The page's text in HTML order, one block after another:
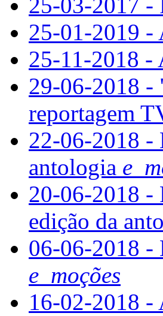
25-03-2017 -
25-01-2019 -
25-11-2018
29-06-2018 -
reportagem
22-06-2018 -
antologia
20-06-2018 -
edição da
06-06-2018 -
e_moções
16-02-2018 -